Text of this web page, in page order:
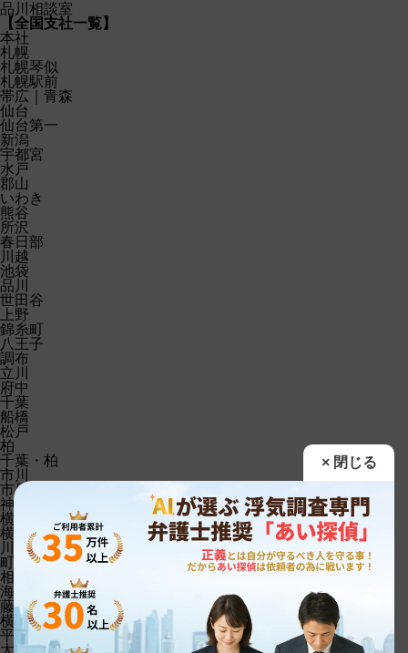
品川相談室
【全国支社一覧】
本社
札幌
札幌琴似
札幌駅前
帯広｜青森
仙台
仙台第一
新潟
宇都宮
水戸
郡山
いわき
熊谷
所沢
春日部
川越
池袋
品川
世田谷
上野
錦糸町
八王子
調布
立川
府中
千葉
船橋
松戸
柏
千葉・柏
市川
市原
神奈川
横浜第一
横浜第二
川崎
町田
相模原
海老名
藤沢
横須賀
平塚
大和